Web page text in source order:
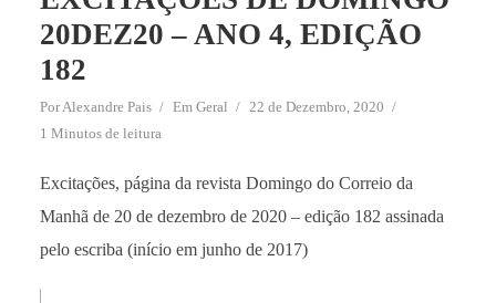
20DEZ20 – ANO 4, EDIÇÃO
182
PorAlexandre Pais Em Geral
22 de Dezembro, 2020
1 Minutos de leitura
Excitações, página da revista Domingo do Correio da
Manhã de 20 de dezembro de 2020 – edição 182 assinada
pelo escriba (início em junho de 2017)